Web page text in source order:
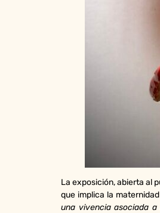
La exposición, abierta al
que implica la
una vivencia asociada